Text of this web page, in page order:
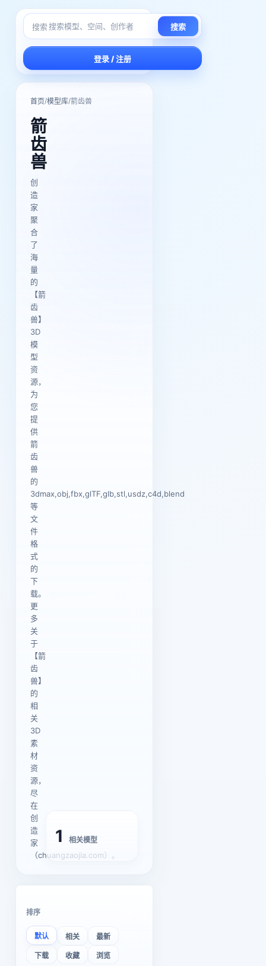
搜索 搜索
登录 / 注册
首页/模型库/箭齿兽
箭
齿
兽
创
造
家
聚
合
了
海
量
的
【箭
齿
兽】
3D
模
型
资
源，
为
您
提
供
箭
齿
兽
的
3dmax,obj,fbx,glTF,glb,stl,usdz,c4d,blend
等
文
件
格
式
的
下
载。
更
多
关
于
【箭
齿
兽】
的
相
关
3D
素
材
资
源，
尽
在
创
造
家
（chuangzaojia.com）。
1 相关模型
排序
默认 相关 最新
下载 收藏 浏览